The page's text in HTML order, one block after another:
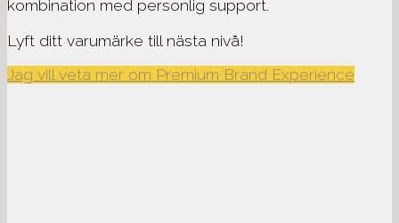
kombination med personlig support.
Lyft ditt varumärke till nästa nivå!
Jag vill veta mer om Premium Brand Experience